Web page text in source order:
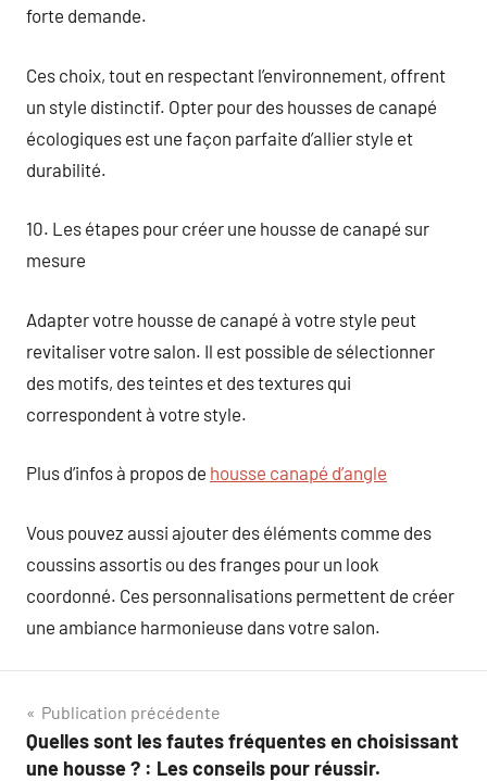
forte demande.
Ces choix, tout en respectant l’environnement, offrent
un style distinctif. Opter pour des housses de canapé
écologiques est une façon parfaite d’allier style et
durabilité.
10. Les étapes pour créer une housse de canapé sur
mesure
Adapter votre housse de canapé à votre style peut
revitaliser votre salon. Il est possible de sélectionner
des motifs, des teintes et des textures qui
correspondent à votre style.
Plus d’infos à propos de housse canapé d’angle​
Vous pouvez aussi ajouter des éléments comme des
coussins assortis ou des franges pour un look
coordonné. Ces personnalisations permettent de créer
une ambiance harmonieuse dans votre salon.
Navigation
de
Publication précédente
Quelles sont les fautes fréquentes en choisissant
une housse ? : Les conseils pour réussir.